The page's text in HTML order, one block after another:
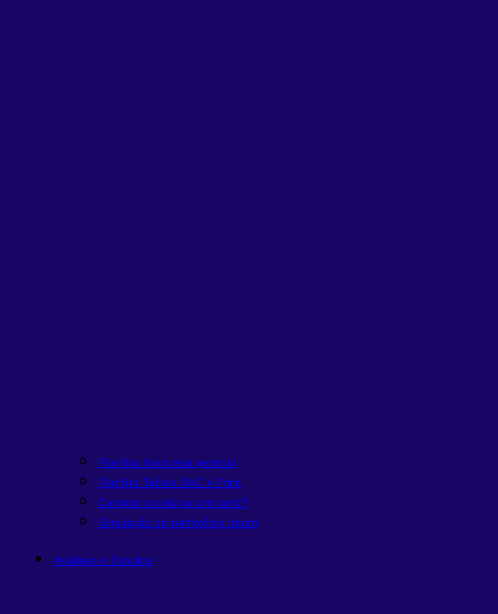
Planilha financeira pessoal
Planilha Tabela SAC x Price
Comprar ou alugar um carro?
Simulação de patrimônio futuro
Análises e Estudos